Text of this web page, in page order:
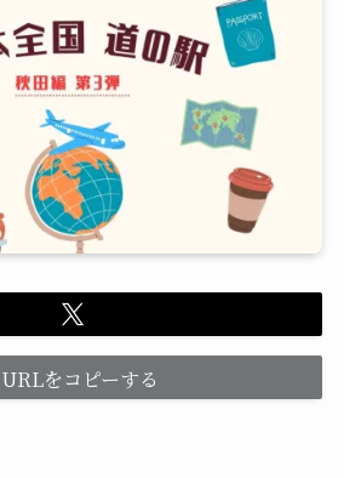
URLをコピーする